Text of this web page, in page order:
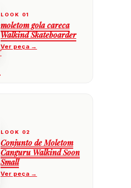
moletom gola careca
Walkind Skateboarder
Conjunto de Moletom
Canguru Walkind Soon
Small